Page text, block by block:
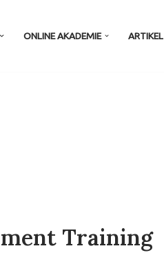
ONLINE AKADEMIE ARTIKEL
Training